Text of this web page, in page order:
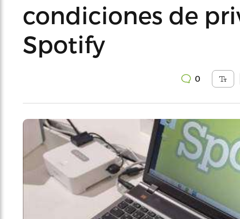
condiciones de
Spotify
0